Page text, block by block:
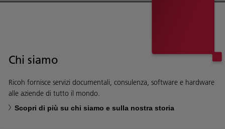
Chi siamo
Ricoh fornisce servizi documentali, consulenza, software e hardware
alle aziende di tutto il mondo.
Scopri di più su chi siamo e sulla nostra storia